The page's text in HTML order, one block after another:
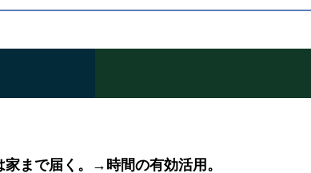
まで届く。→時間の有効活用。